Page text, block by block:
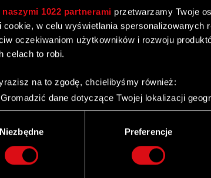
naszymi 1022 partnerami przetwarzamy Twoje
cookie, w celu wyświetlania
oczekiwaniom użytkowników i rozwoju
celach to robi.
na to zgodę, chcielibyśmy również:
Gromadzić dane dotyczące Twojej lokalizacji
Identyfikować Twoje urządzenie, aktywnie
się więcej odnośnie tego, jak Twoje osobiste
. W Deklaracji plików cookie możesz
Niezbędne Preferencje
nr 7/2009 z dnia 18 marca 2009 r. w sprawie
w roku 2009
Nowe terminy przekazywania raportów